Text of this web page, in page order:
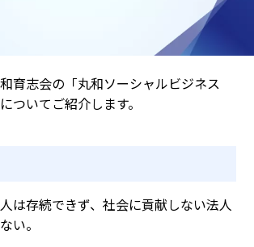
育志会の「丸和ソーシャルビジネス
ついてご紹介します。
は存続できず、社会に貢献しない法人
い。